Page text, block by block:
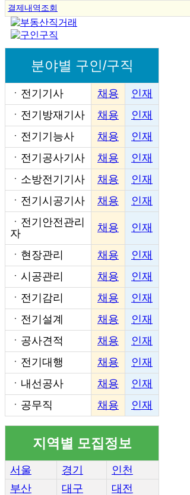
결제내역조회
분야별 구인/구직
ㆍ 전기기사 채용
인재
ㆍ 전기방재기사 채용
인재
ㆍ 전기기능사 채용
인재
ㆍ 전기공사기사 채용
인재
ㆍ 소방전기기사 채용
인재
ㆍ 전기시공기사 채용
인재
ㆍ 전기안전관리
자
채용 인재
ㆍ 현장관리 채용
인재
ㆍ 시공관리 채용
인재
ㆍ 전기감리 채용
인재
ㆍ 전기설계 채용
인재
ㆍ 공사견적 채용
인재
ㆍ 전기대행 채용
인재
ㆍ 내선공사 채용
인재
ㆍ 공무직 채용 인재
지역별 모집정보
서울 경기
인천
부산
대구
대전